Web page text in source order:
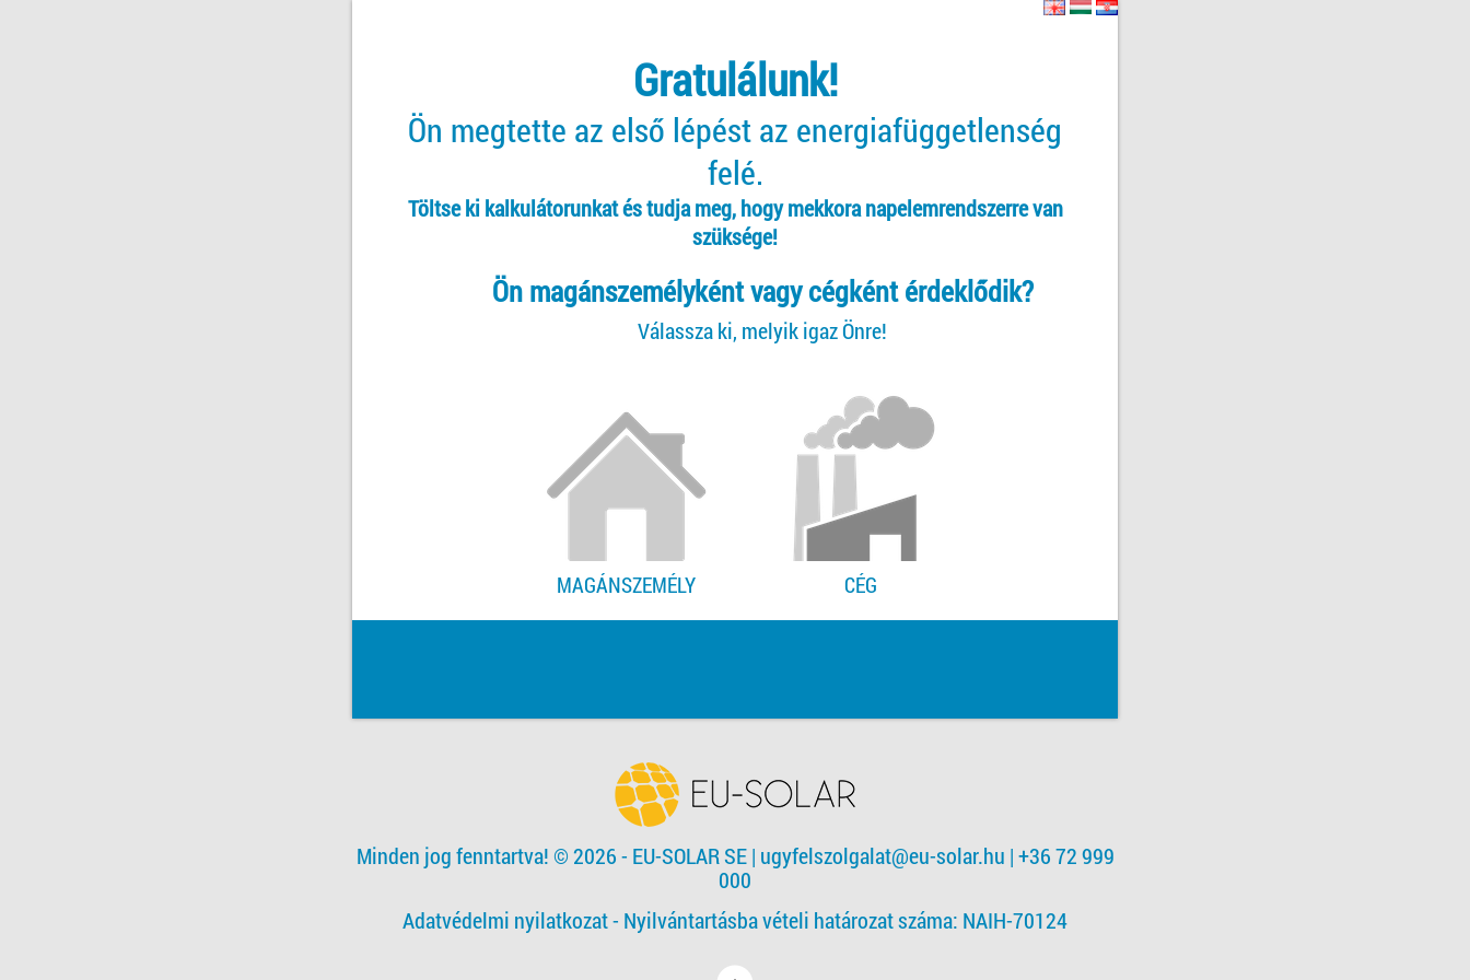
Gratulálunk!
Ön megtette az első lépést az energiafüggetlenség
felé.
Töltse ki kalkulátorunkat és tudja meg, hogy mekkora napelemrendszerre van
szüksége!
Ön magánszemélyként vagy cégként érdeklődik?
Válassza ki, melyik igaz Önre!
MAGÁNSZEMÉLY CÉG
Minden jog fenntartva! © 2026 - EU-SOLAR SE| ugyfelszolgalat@eu-solar.hu | +36 72 999
000
Adatvédelmi nyilatkozat - Nyilvántartásba vételi határozat száma: NAIH-70124